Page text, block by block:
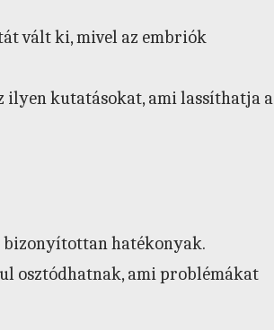
vált ki, mivel az embriók
ilyen kutatásokat, ami lassíthatja a
bizonyítottan hatékonyak.
osztódhatnak, ami problémákat